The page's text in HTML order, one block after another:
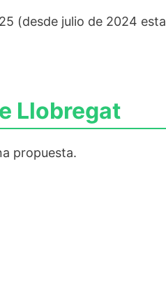
(desde julio de 2024
Llobregat
propuesta.